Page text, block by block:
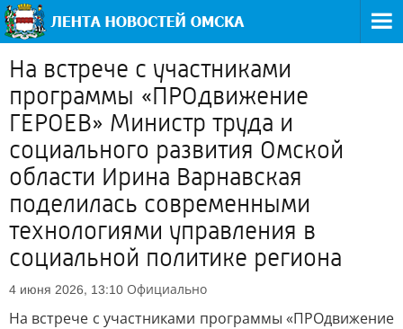
На встрече с участниками
программы «ПРОдвижение
ГЕРОЕВ» Министр труда и
социального развития Омской
области Ирина Варнавская
поделилась современными
технологиями управления в
социальной политике региона
4 июня 2026, 13:10 Официально
На встрече с участниками программы «ПРОдвижение